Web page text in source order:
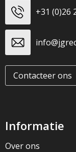
+31 (0)26
Contacteer ons
Informatie
Over ons